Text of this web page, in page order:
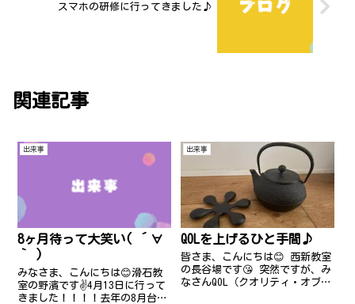
スマホの研修に行ってきました♪
関連記事
出来事
8ヶ月待って大笑い( ´∀
｀ )
みなさま、こんにちは😊滑石教
室の野濱です✌️4月13日に行って
きました！！！！去年の8月台風
出来事
QOLを上げるひと手間♪
皆さま、こんにちは😊 西新教室
の長谷場です😘 突然ですが、み
なさんQOL（クオリティ・オブ・